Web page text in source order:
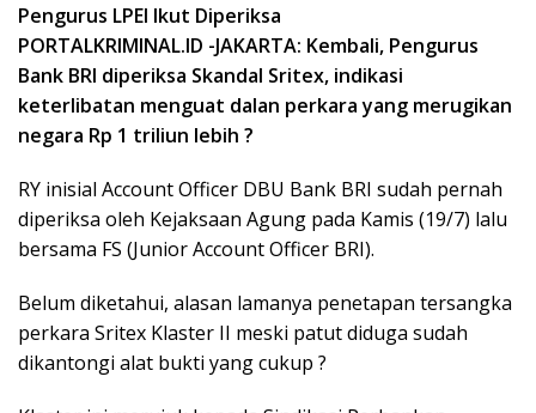
Pengurus LPEI Ikut Diperiksa
PORTALKRIMINAL.ID -JAKARTA: Kembali, Pengurus
Bank BRI diperiksa Skandal Sritex, indikasi
keterlibatan menguat dalan perkara yang merugikan
negara Rp 1 triliun lebih ?
RY inisial Account Officer DBU Bank BRI sudah pernah
diperiksa oleh Kejaksaan Agung pada Kamis (19/7) lalu
bersama FS (Junior Account Officer BRI).
Belum diketahui, alasan lamanya penetapan tersangka
perkara Sritex Klaster II meski patut diduga sudah
dikantongi alat bukti yang cukup ?